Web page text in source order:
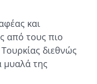
και
από τους πιο
διεθνώς
μυαλά της